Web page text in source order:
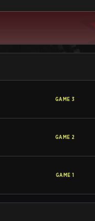
GAME 3
GAME 2
GAME 1